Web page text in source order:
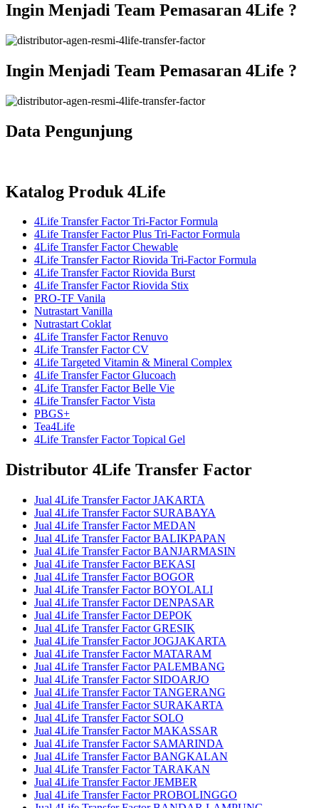
Ingin Menjadi Team Pemasaran 4Life ?
Ingin Menjadi Team Pemasaran 4Life ?
Data Pengunjung
Katalog Produk 4Life
4Life Transfer Factor Tri-Factor Formula
4Life Transfer Factor Plus Tri-Factor Formula
4Life Transfer Factor Chewable
4Life Transfer Factor Riovida Tri-Factor Formula
4Life Transfer Factor Riovida Burst
4Life Transfer Factor Riovida Stix
PRO-TF Vanila
Nutrastart Vanilla
Nutrastart Coklat
4Life Transfer Factor Renuvo
4Life Transfer Factor CV
4Life Targeted Vitamin & Mineral Complex
4Life Transfer Factor Glucoach
4Life Transfer Factor Belle Vie
4Life Transfer Factor Vista
PBGS+
Tea4Life
4Life Transfer Factor Topical Gel
Distributor 4Life Transfer Factor
Jual 4Life Transfer Factor JAKARTA
Jual 4Life Transfer Factor SURABAYA
Jual 4Life Transfer Factor MEDAN
Jual 4Life Transfer Factor BALIKPAPAN
Jual 4Life Transfer Factor BANJARMASIN
Jual 4Life Transfer Factor BEKASI
Jual 4Life Transfer Factor BOGOR
Jual 4Life Transfer Factor BOYOLALI
Jual 4Life Transfer Factor DENPASAR
Jual 4Life Transfer Factor DEPOK
Jual 4Life Transfer Factor GRESIK
Jual 4Life Transfer Factor JOGJAKARTA
Jual 4Life Transfer Factor MATARAM
Jual 4Life Transfer Factor PALEMBANG
Jual 4Life Transfer Factor SIDOARJO
Jual 4Life Transfer Factor TANGERANG
Jual 4Life Transfer Factor SURAKARTA
Jual 4Life Transfer Factor SOLO
Jual 4Life Transfer Factor MAKASSAR
Jual 4Life Transfer Factor SAMARINDA
Jual 4Life Transfer Factor BANGKALAN
Jual 4Life Transfer Factor TARAKAN
Jual 4Life Transfer Factor JEMBER
Jual 4Life Transfer Factor PROBOLINGGO